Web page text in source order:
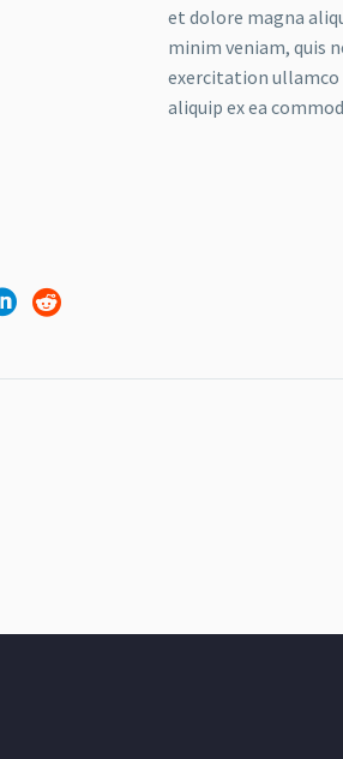
et dolore magna
minim veniam, quis
exercitation
aliquip ex ea